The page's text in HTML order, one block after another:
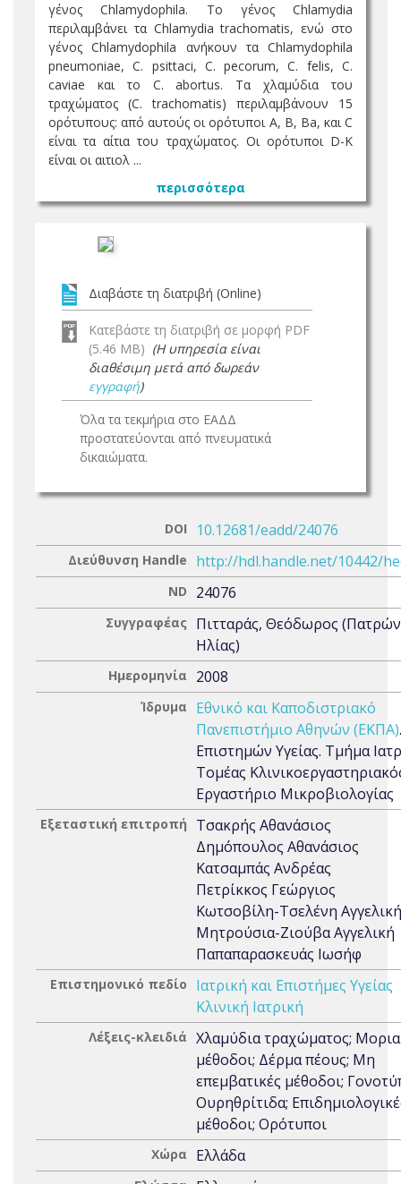
γένος Chlamydophila. Το γένος Chlamydia
περιλαμβάνει τα Chlamydia trachomatis, ενώ στο
γένος Chlamydophila ανήκουν τα Chlamydophila
pneumoniae, C. psittaci, C. pecorum, C. felis, C.
caviae και το C. abortus. Τα χλαμύδια του
τραχώματος (C. trachomatis) περιλαμβάνουν 15
ορότυπους: από αυτούς οι ορότυποι A, B, Ba, και C
είναι τα αίτια του τραχώματος. Οι ορότυποι D-K
είναι οι αιτιολ ...
περισσότερα
Διαβάστε τη διατριβή (Online)
Κατεβάστε τη διατριβή σε μορφή PDF
(5.46 MB) (Η υπηρεσία είναι
διαθέσιμη μετά από δωρεάν
εγγραφή)
Όλα τα τεκμήρια στο ΕΑΔΔ
προστατεύονται από πνευματικά
δικαιώματα.
DOI 10.12681/eadd/24076
Διεύθυνση Handle http://hdl.handle.net/10442/
ND 24076
Συγγραφέας Πιτταράς, Θεόδωρος
Ηλίας)
Ημερομηνία 2008
Ίδρυμα
Εθνικό και Καποδιστριακό
Πανεπιστήμιο Αθηνών (ΕΚΠΑ)
Επιστημών Υγείας. Τμήμα
Τομέας
Εργαστήριο Μικροβιολογίας
Εξεταστική επιτροπή
Τσακρής Αθανάσιος
Δημόπουλος Αθανάσιος
Κατσαμπάς Ανδρέας
Πετρίκκος Γεώργιος
Κωτσοβίλη-Τσελένη Αγγελική
Μητρούσια-Ζιούβα Αγγελική
Παπαπαρασκευάς Ιωσήφ
Επιστημονικό πεδίο
Ιατρική και Επιστήμες Υγείας
Κλινική Ιατρική
Λέξεις-κλειδιά Χλαμύδια τραχώματος;
μέθοδοι; Δέρμα πέους; Μη
επεμβατικές μέθοδοι;
Ουρηθρίτιδα;
μέθοδοι; Ορότυποι
Χώρα Ελλάδα